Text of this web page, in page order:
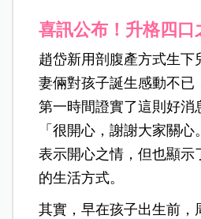
喜訊公布！升格四口
趙岱新用剖腹產方式生下
妻倆對孩子誕生感動不已
第一時間證實了這則好消
「很開心，謝謝大家關
表示開心之情，但也顯示
的生活方式。
其實，早在孩子出生前，